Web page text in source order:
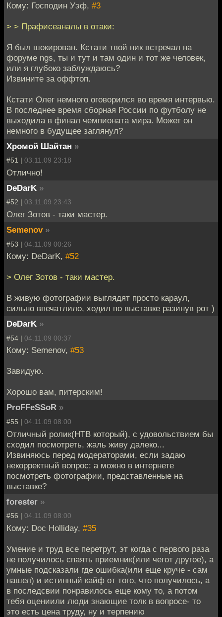
Кому: Господин Уэф, #3
> > Прафисеаналы в отаки:
Я был шокирован. Кстати твой ник встречал на
форуме ngs, ты и тут и там один и тот же человек,
или я глубоко заблуждаюсь?
Извините за оффтоп.
Кстати Олег немного оговорился во время интервью.
В последнее время сборная России по футболу не
выходила в финал чемпионата мира. Может он
немного в будущее заглянул?
Хромой Шайтан »
#51 | 03.11.09 23:18
Отлично!
DeDarK »
#52 | 03.11.09 23:43
Олег Зотов - таки мастер.
Semenov »
#53 | 04.11.09 00:26
Кому: DeDarK, #52
> Олег Зотов - таки мастер.
В живую фотографии выглядят просто караул,
сильно впечатлило, ходил по выставке разинув рот )
DeDarK »
#54 | 04.11.09 00:37
Кому: Semenov, #53
Завидую.
Хорошо вам, питерским!
ProFFeSSoR »
#55 | 04.11.09 08:00
Отличный ролик(НТВ который), с удовольствием бы
сходил посмотреть, жаль живу далеко...
Извиняюсь перед модераторами, если задаю
некорректный вопрос: а можно в интернете
посмотреть фотографии, представленные на
выставке?
forester »
#56 | 04.11.09 08:00
Кому: Doc Holliday, #35
Умение и труд все перетрут, эт когда с первого раза
не получилось спаять приемник(или чегот другое), а
умные подсказали где ошибка(или еще круче - сам
нашел) и истинный кайф от того, что получилось, а
в последсвии понравилось еще кому то, а потом
тебя оцениили люди знающие толк в вопросе- то
это есть цена труду, ну и терпению